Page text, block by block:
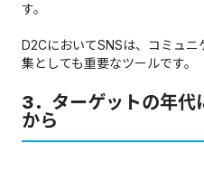
す。
D2CにおいてSNSは、コミュ
集としても重要なツールです。
3．ターゲットの年代
から